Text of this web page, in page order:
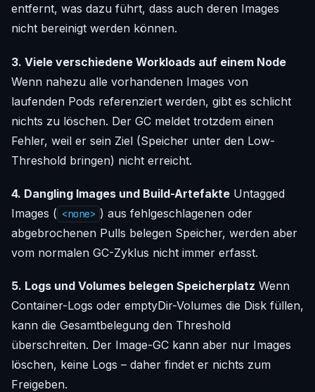
entfernt, was dazu führt, dass auch deren Images
nicht bereinigt werden können.
3. Viele verschiedene Workloads auf einem Node
Wenn nahezu alle vorhandenen Images von
laufenden Pods referenziert werden, gibt es schlicht
nichts zu löschen. Der GC meldet trotzdem einen
Fehler, weil er sein Ziel (Speicher unter den Low-
Threshold bringen) nicht erreicht.
4. Dangling Images und Build-Artefakte Untagged
Images ( <none> ) aus fehlgeschlagenen oder
abgebrochenen Pulls belegen Speicher, werden aber
vom normalen GC-Zyklus nicht immer erfasst.
5. Logs und Volumes belegen Speicherplatz Wenn
Container-Logs oder emptyDir-Volumes die Disk füllen,
kann die Gesamtbelegung den Threshold
überschreiten. Der Image-GC kann aber nur Images
löschen, keine Logs – daher findet er nichts zum
Freigeben.